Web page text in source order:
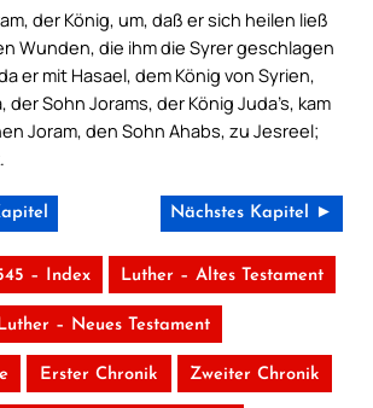
der König, um, daß er sich heilen ließ
Wunden, die ihm die Syrer geschlagen
er mit Hasael, dem König von Syrien,
Sohn Jorams, der König Juda’s, kam
Joram, den Sohn Ahabs, zu Jesreel;
Nächstes Kapitel ►
– Index Luther – Altes Testament
– Neues Testament
Erster Chronik Zweiter Chronik